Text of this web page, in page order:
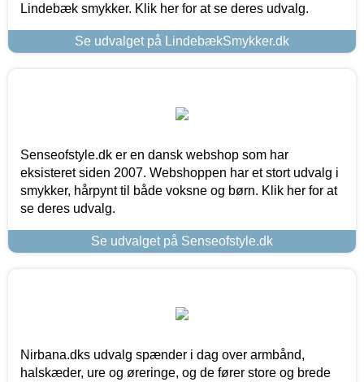
Lindebæk smykker. Klik her for at se deres udvalg.
Se udvalget på LindebækSmykker.dk
Senseofstyle.dk er en dansk webshop som har
eksisteret siden 2007. Webshoppen har et stort udvalg i
smykker, hårpynt til både voksne og børn. Klik her for at
se deres udvalg.
Se udvalget på Senseofstyle.dk
Nirbana.dks udvalg spænder i dag over armbånd,
halskæder, ure og øreringe, og de fører store og brede